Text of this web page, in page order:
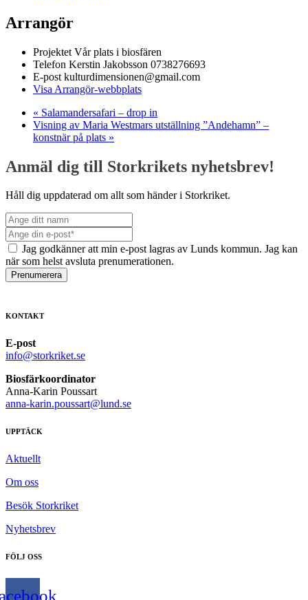
Arrangör
Projektet Vår plats i biosfären
Telefon Kerstin Jakobsson 0738276693
E-post kulturdimensionen@gmail.com
Visa Arrangör-webbplats
« Salamandersafari – drop in
Visning av Maria Westmars utställning ”Andehamn” –
konstnär på plats »
Anmäl dig till Storkrikets nyhetsbrev!
Håll dig uppdaterad om allt som händer i Storkriket.
Jag godkänner att min e-post lagras av Lunds kommun. Jag kan
när som helst avsluta prenumerationen.
Prenumerera
KONTAKT
E-post
info@storkriket.se
Biosfärkoordinator
Anna-Karin Poussart
anna-karin.poussart@lund.se
UPPTÄCK
Aktuellt
Om oss
Besök Storkriket
Nyhetsbrev
FÖLJ OSS